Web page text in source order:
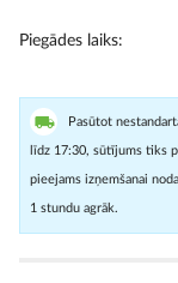
Piegādes laiks
Pasūtot
līdz 17:30, sūtījums tiks
pieejams izņemšanai
1 stundu agrāk.